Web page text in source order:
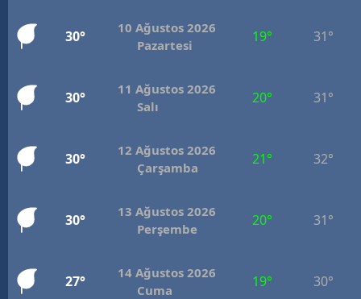
30°
10 Ağustos 2026
Pazartesi
19° 31°
30°
11 Ağustos 2026
Salı
20° 31°
30°
12 Ağustos 2026
Çarşamba
21° 32°
30°
13 Ağustos 2026
Perşembe
20° 31°
27°
14 Ağustos 2026
Cuma
19° 30°